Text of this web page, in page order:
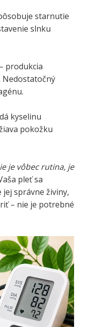
starnutie
slnku
– produkcia
Nedostatočný
kyselinu
pokožku
je vôbec rutina, je
pleť sa
správne živiny,
– nie je potrebné